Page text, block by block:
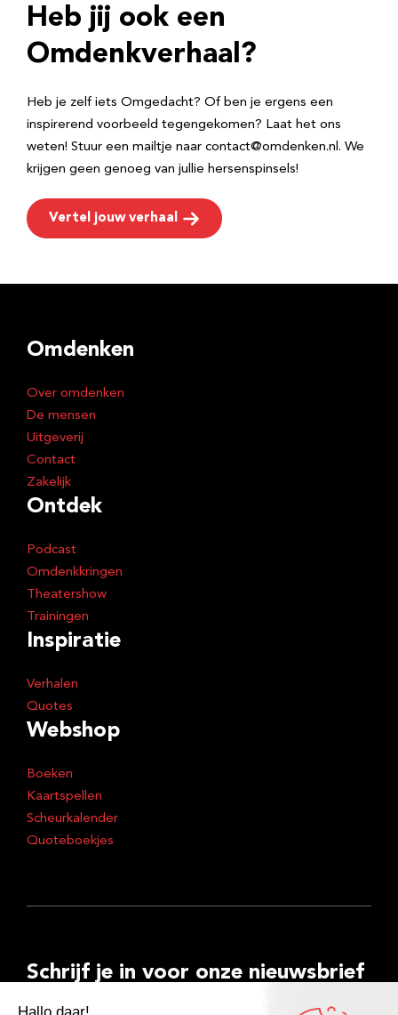
r
e
Heb jij ook een
Omdenkverhaal?
Heb je zelf iets Omgedacht? Of ben je ergens een
inspirerend voorbeeld tegengekomen? Laat het ons
weten! Stuur een mailtje naar contact@omdenken.nl. We
krijgen geen genoeg van jullie hersenspinsels!
Vertel jouw verhaal
Omdenken
Over omdenken
De mensen
Uitgeverij
Contact
Zakelijk
Ontdek
Podcast
Omdenkkringen
Theatershow
Trainingen
Inspiratie
Verhalen
Quotes
Webshop
Boeken
Kaartspellen
Scheurkalender
Quoteboekjes
Schrijf je in voor onze nieuwsbrief